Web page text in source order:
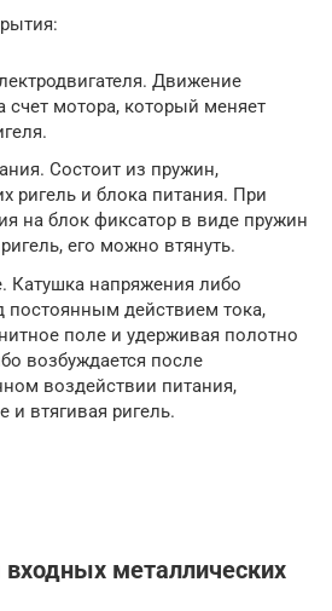
Движение
счет мотора, который меняет
Состоит из пружин,
ригель и блока питания. При
на блок фиксатор в виде пружин
его можно втянуть.
Катушка напряжения либо
постоянным действием тока,
поле и удерживая полотно
возбуждается после
воздействии питания,
и втягивая ригель.
металлических